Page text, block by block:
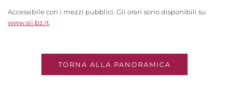
Accessibile con i mezzi pubblici. Gli orari sono disponibili su
www.sii.bz.it.
TORNA ALLA PANORAMICA